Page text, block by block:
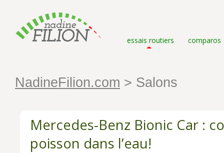
essais routiers comparos
NadineFilion.com > Salons
Mercedes-Benz Bionic Car :
poisson dans l’eau!